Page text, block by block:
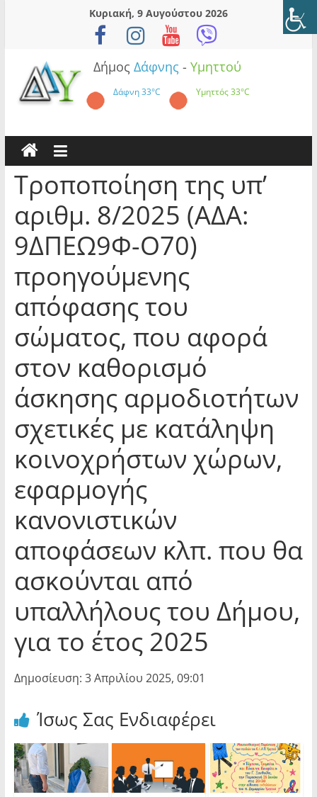
Κυριακή, 9 Αυγούστου 2026
Δήμος Δάφνης - Υμηττού
Δάφνη33°C Υμηττός33°C
Τροποποίηση της υπ’
αριθμ. 8/2025 (ΑΔΑ:
9ΔΠΕΩ9Φ-Ο70)
προηγούμενης
απόφασης του
σώματος, που αφορά
στον καθορισμό
άσκησης αρμοδιοτήτων
σχετικές με κατάληψη
κοινοχρήστων χώρων,
εφαρμογής
κανονιστικών
αποφάσεων κλπ. που θα
ασκούνται από
υπαλλήλους του Δήμου,
για το έτος 2025
Δημοσίευση: 3 Απριλίου 2025, 09:01
Ίσως Σας Ενδιαφέρει